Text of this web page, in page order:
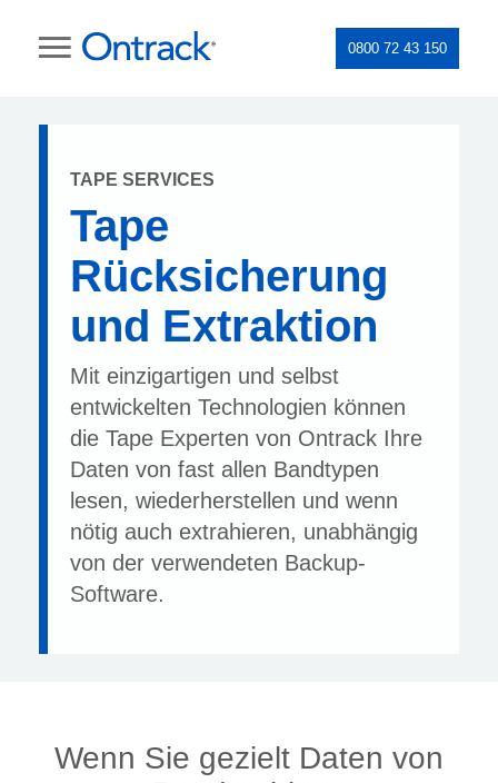
0800 72 43 150
TAPE SERVICES
Tape
Rücksicherung
und Extraktion
Mit einzigartigen und selbst
entwickelten Technologien können
die Tape Experten von Ontrack Ihre
Daten von fast allen Bandtypen
lesen, wiederherstellen und wenn
nötig auch extrahieren, unabhängig
von der verwendeten Backup-
Software.
Wenn Sie gezielt Daten von